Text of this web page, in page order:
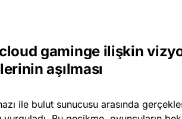
cloud gaminge ilişkin
aşılması
ile bulut sunucusu arasında